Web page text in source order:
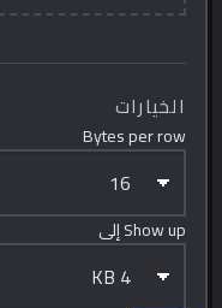
الخيارات
Bytes per row
Show up إلى